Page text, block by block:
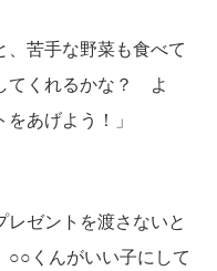
、苦手な野菜も食べて
てくれるかな？ よ
あげよう！」
レゼントを渡さないと
○○くんがいい子にして